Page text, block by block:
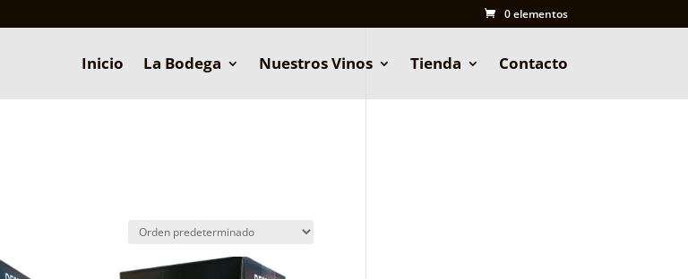
0 elementos
Inicio La Bodega Nuestros Vinos Tienda Contacto